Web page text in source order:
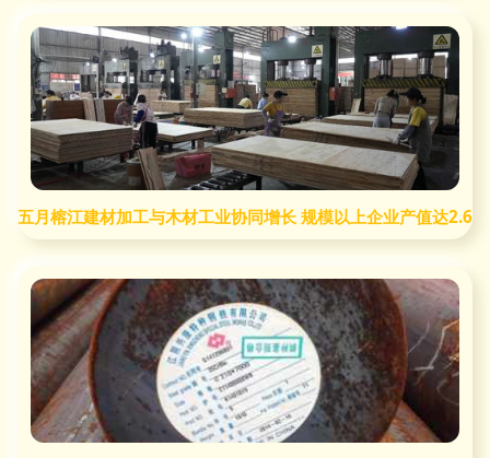
五月榕江建材加工与木材工业协同增长 规模以上企业产值达2.68